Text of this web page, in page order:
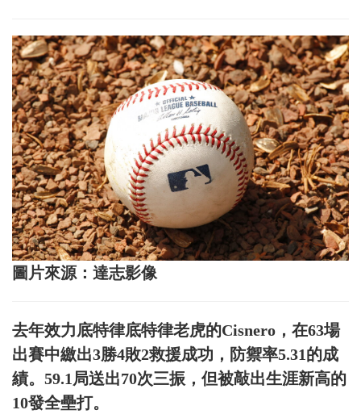
圖片來源：達志影像
去年效力底特律底特律老虎的Cisnero，在63場
出賽中繳出3勝4敗2救援成功，防禦率5.31的成
績。59.1局送出70次三振，但被敲出生涯新高的
10發全壘打。